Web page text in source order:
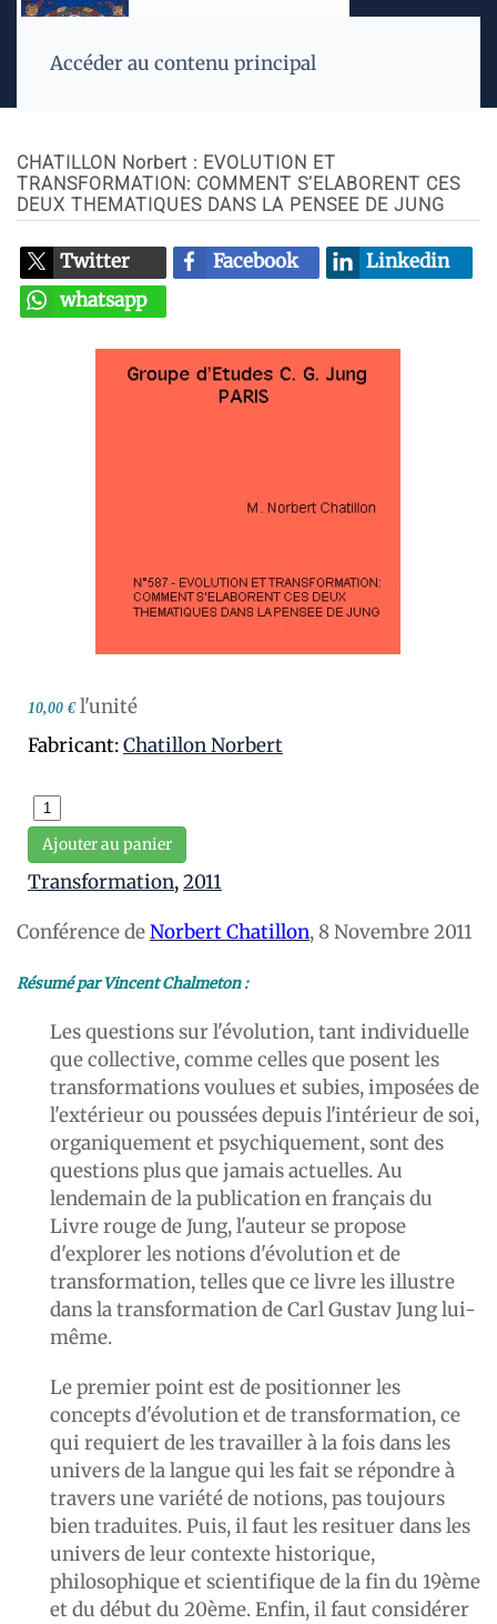
Accéder au contenu principal
CHATILLON Norbert : EVOLUTION ET
TRANSFORMATION: COMMENT S’ELABORENT CES
DEUX THEMATIQUES DANS LA PENSEE DE JUNG
Twitter Facebook
Linkedin
whatsapp
10,00 € l'unité
Fabricant:Chatillon Norbert
Ajouter au panier
Transformation,2011
Conférence deNorbert Chatillon, 8 Novembre 2011
Résumé par Vincent Chalmeton :
Les questions sur l'évolution, tant individuelle
que collective, comme celles que posent les
transformations voulues et subies, imposées de
l'extérieur ou poussées depuis l'intérieur de soi,
organiquement et psychiquement, sont des
questions plus que jamais actuelles. Au
lendemain de la publication en français du
Livre rouge de Jung, l'auteur se propose
d'explorer les notions d'évolution et de
transformation, telles que ce livre les illustre
dans la transformation de Carl Gustav Jung lui-
même.
Le premier point est de positionner les
concepts d'évolution et de transformation, ce
qui requiert de les travailler à la fois dans les
univers de la langue qui les fait se répondre à
travers une variété de notions, pas toujours
bien traduites. Puis, il faut les resituer dans les
univers de leur contexte historique,
philosophique et scientifique de la fin du 19ème
et du début du 20ème. Enfin, il faut considérer